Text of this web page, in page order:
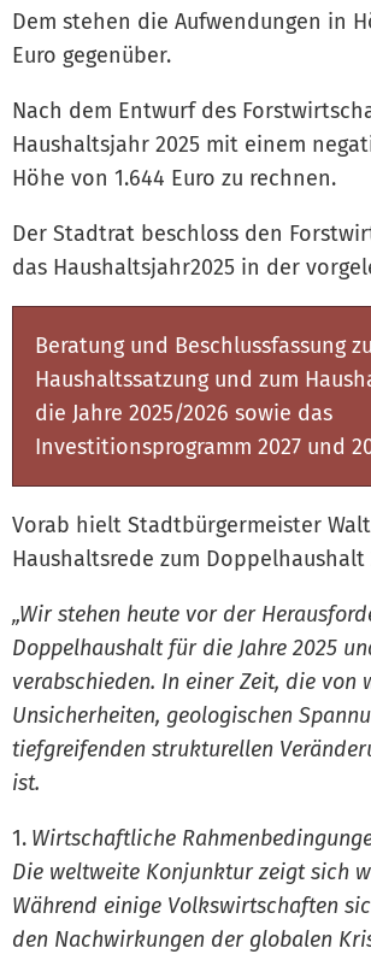
Dem stehen die Aufwendungen in
Euro gegenüber.
Nach dem Entwurf des
Haushaltsjahr 2025 mit einem
Höhe von 1.644 Euro zu rechnen.
Der Stadtrat beschloss den
das Haushaltsjahr2025 in der
Beratung und Beschlussfassung
Haushaltssatzung und zum
die Jahre 2025/2026 sowie das
Investitionsprogramm 2027 und
Vorab hielt Stadtbürgermeister
Haushaltsrede zum Doppelhaushalt
„Wir stehen heute vor der
Doppelhaushalt für die Jahre 2025
verabschieden. In einer Zeit, die von
Unsicherheiten, geologischen
tiefgreifenden strukturellen
ist.
Wirtschaftliche
Die weltweite Konjunktur zeigt sich
Während einige Volkswirtschaften
den Nachwirkungen der globalen